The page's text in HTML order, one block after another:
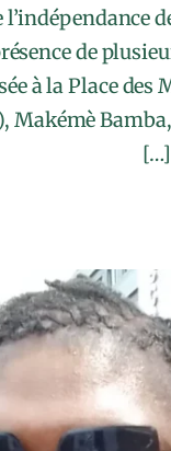
de
à la Place des
[…]